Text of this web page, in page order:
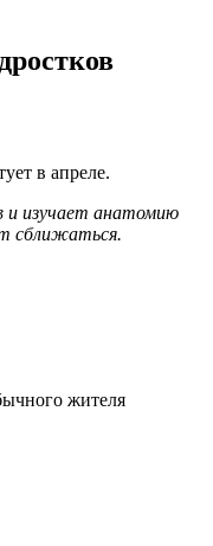
в апреле.
и изучает анатомию
сближаться.
жителя